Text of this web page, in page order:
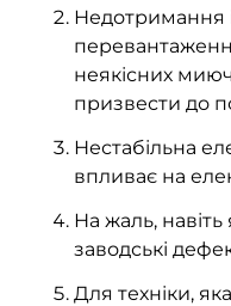
Недотримання
неякісних
призвести до
Нестабільна
впливає на
На жаль, навіть
заводські
Для техніки,